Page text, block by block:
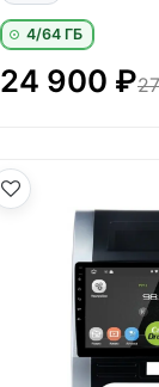
4/64 ГБ
24 900 ₽